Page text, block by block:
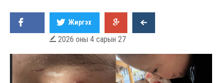
Жиргэх
 2026 оны 4 сарын 27